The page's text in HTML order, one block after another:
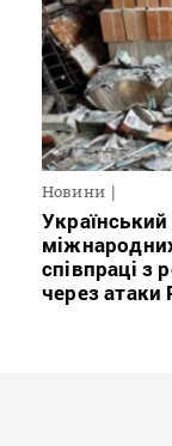
Новини
співпраці
через